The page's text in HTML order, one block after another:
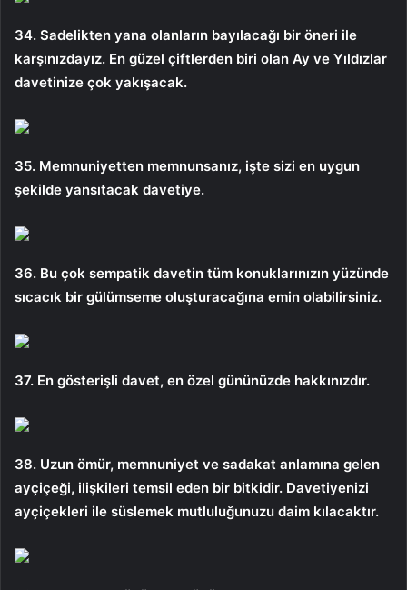
34. Sadelikten yana olanların bayılacağı bir öneri ile
karşınızdayız. En güzel çiftlerden biri olan Ay ve Yıldızlar
davetinize çok yakışacak.
35. Memnuniyetten memnunsanız, işte sizi en uygun
şekilde yansıtacak davetiye.
36. Bu çok sempatik davetin tüm konuklarınızın yüzünde
sıcacık bir gülümseme oluşturacağına emin olabilirsiniz.
37. En gösterişli davet, en özel gününüzde hakkınızdır.
38. Uzun ömür, memnuniyet ve sadakat anlamına gelen
ayçiçeği, ilişkileri temsil eden bir bitkidir. Davetiyenizi
ayçiçekleri ile süslemek mutluluğunuzu daim kılacaktır.